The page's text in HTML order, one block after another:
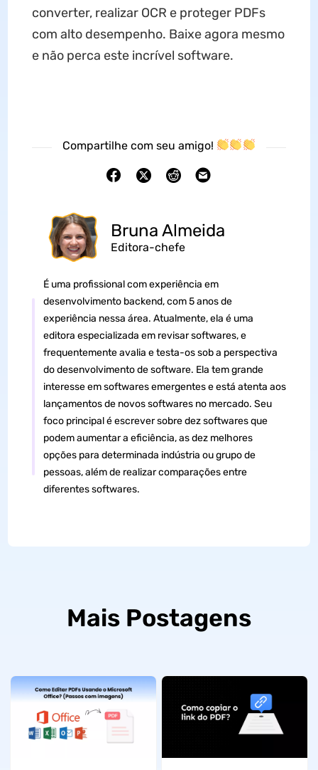
converter, realizar OCR e proteger PDFs
com alto desempenho. Baixe agora mesmo
e não perca este incrível software.
Compartilhe com seu amigo!
Bruna Almeida
Editora-chefe
É uma profissional com experiência em
desenvolvimento backend, com 5 anos de
experiência nessa área. Atualmente, ela é uma
editora especializada em revisar softwares, e
frequentemente avalia e testa-os sob a perspectiva
do desenvolvimento de software. Ela tem grande
interesse em softwares emergentes e está atenta aos
lançamentos de novos softwares no mercado. Seu
foco principal é escrever sobre dez softwares que
podem aumentar a eficiência, as dez melhores
opções para determinada indústria ou grupo de
pessoas, além de realizar comparações entre
diferentes softwares.
Mais Postagens